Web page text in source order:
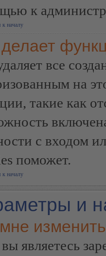
к
к началу
все
на
такие как
с входом
поможет.
к началу
и
являетесь